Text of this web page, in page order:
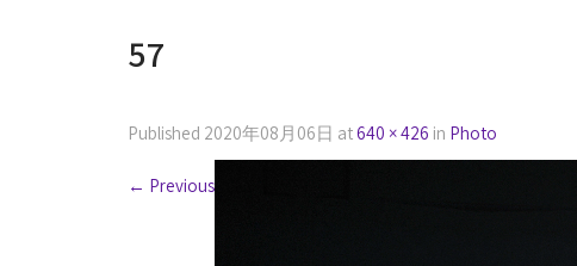
57
Published 2020年08月06日 at640 × 426 in Photo
← Previous